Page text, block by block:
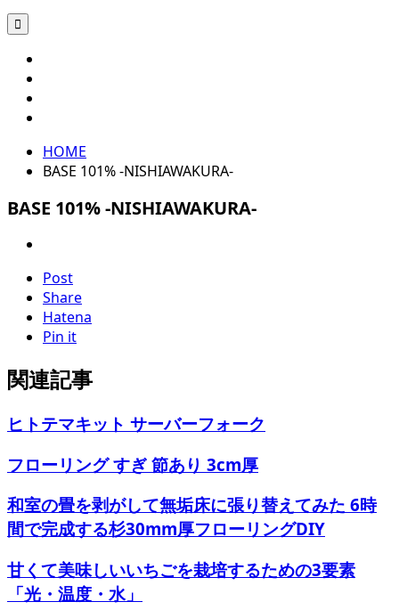

HOME
BASE 101% -NISHIAWAKURA-
BASE 101% -NISHIAWAKURA-
Post
Share
Hatena
Pin it
関連記事
ヒトテマキット サーバーフォーク
フローリング すぎ 節あり 3cm厚
和室の畳を剥がして無垢床に張り替えてみた 6時
間で完成する杉30mm厚フローリングDIY
甘くて美味しいいちごを栽培するための3要素
「光・温度・水」